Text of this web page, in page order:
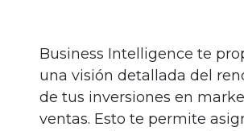
Business Intelligence te
una visión detallada del
de tus inversiones en
ventas. Esto te permite